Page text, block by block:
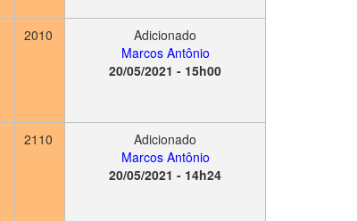
2010
Adicionado
Marcos Antônio
20/05/2021 - 15h00
2110
Adicionado
Marcos Antônio
20/05/2021 - 14h24